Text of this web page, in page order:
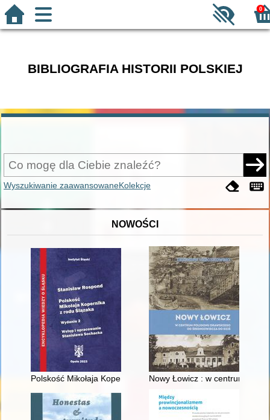
0
BIBLIOGRAFIA HISTORII POLSKIEJ
Wyszukiwanie zaawansowaneKolekcje
NOWOŚCI
Polskość Mikołaja Kopernika z rodu ŚlązakaNowy Łowicz : w centrum